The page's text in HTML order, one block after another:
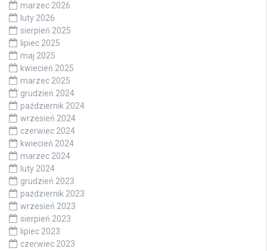
marzec 2026
luty 2026
sierpień 2025
lipiec 2025
maj 2025
kwiecień 2025
marzec 2025
grudzień 2024
październik 2024
wrzesień 2024
czerwiec 2024
kwiecień 2024
marzec 2024
luty 2024
grudzień 2023
październik 2023
wrzesień 2023
sierpień 2023
lipiec 2023
czerwiec 2023